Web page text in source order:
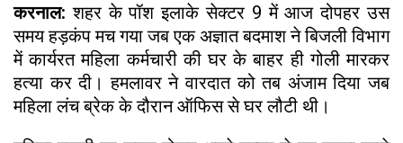
करनाल:शहर के पॉश इलाके सेक्टर 9 में आज दोपहर उस
समय हड़कंप मच गया जब एक अज्ञात बदमाश ने बिजली विभाग
में कार्यरत महिला कर्मचारी की घर के बाहर ही गोली मारकर
हत्या कर दी। हमलावर ने वारदात को तब अंजाम दिया जब
महिला लंच ब्रेक के दौरान ऑफिस से घर लौटी थी।